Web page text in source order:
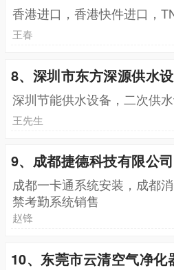
香港进口，香港快件进口，
王春
8、深圳市东方深源供水
深圳节能供水设备，二次供
王先生
9、成都捷德科技有限公司
成都一卡通系统安装，成都
禁考勤系统销售
赵锋
10、东莞市云清空气净化